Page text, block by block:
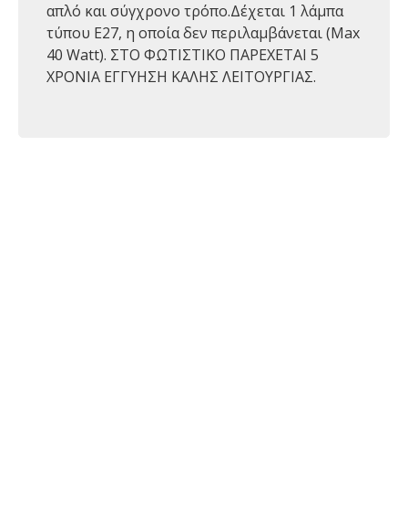
απλό και σύγχρονο τρόπο.Δέχεται 1 λάμπα
τύπου Ε27, η οποία δεν περιλαμβάνεται (Max
40 Watt). ΣΤΟ ΦΩΤΙΣΤΙΚΟ ΠΑΡΕΧΕΤΑΙ 5
ΧΡΟΝΙΑ ΕΓΓΥΗΣΗ ΚΑΛΗΣ ΛΕΙΤΟΥΡΓΙΑΣ.